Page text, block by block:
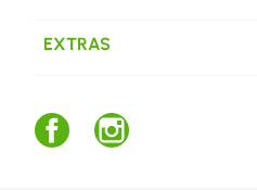
EXTRAS
FacebookInstagram